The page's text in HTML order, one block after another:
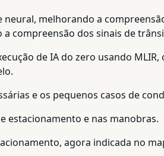
melhorando a
compreensão dos sinais de
de IA do zero usando
e os pequenos casos de
estacionamento e nas manobras.
agora indicada no